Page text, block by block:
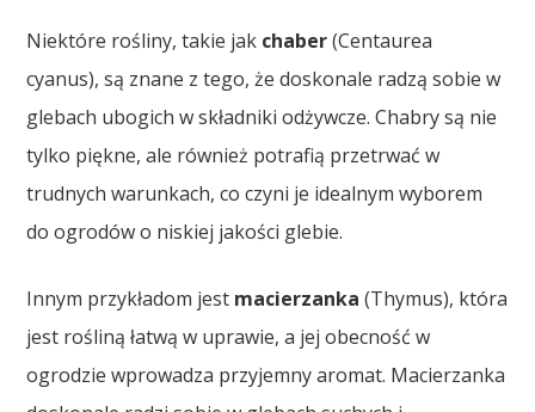
Niektóre rośliny, takie jak chaber(Centaurea
cyanus), są znane z tego, że doskonale radzą sobie w
glebach ubogich w składniki odżywcze. Chabry są nie
tylko piękne, ale również potrafią przetrwać w
trudnych warunkach, co czyni je idealnym wyborem
do ogrodów o niskiej jakości glebie.
Innym przykładom jest macierzanka (Thymus), która
jest rośliną łatwą w uprawie, a jej obecność w
ogrodzie wprowadza przyjemny aromat. Macierzanka